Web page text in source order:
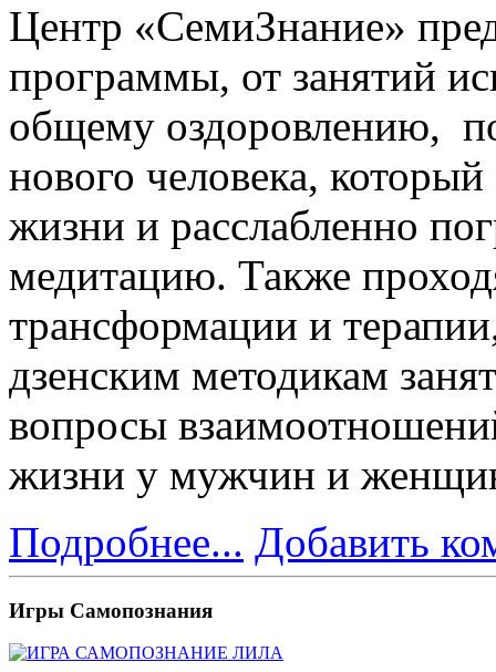
Центр «СемиЗнание»
программы, от занятий
общему оздоровлению,
нового человека,
жизни и расслабленно
медитацию. Также
трансформации и
дзенским методикам
вопросы
жизни у мужчин и
Подробнее... Добавить
Игры Самопознания